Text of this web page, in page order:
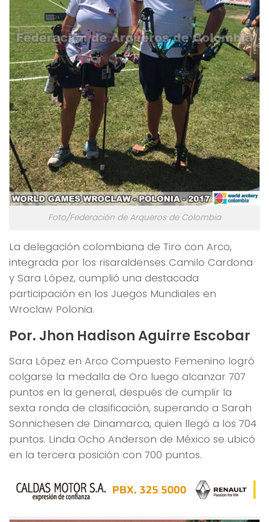
Foto/Federación de Arqueros de Colombia
La delegación colombiana de Tiro con Arco,
integrada por los risaraldenses Camilo Cardona
y Sara López, cumplió una destacada
participación en los Juegos Mundiales en
Wroclaw Polonia.
Por. Jhon Hadison Aguirre Escobar
Sara López en Arco Compuesto Femenino logró
colgarse la medalla de Oro luego alcanzar 707
puntos en la general, después de cumplir la
sexta ronda de clasificación, superando a Sarah
Sonnichesen de Dinamarca, quien llegó a los 704
puntos. Linda Ocho Anderson de México se ubicó
en la tercera posición con 700 puntos.